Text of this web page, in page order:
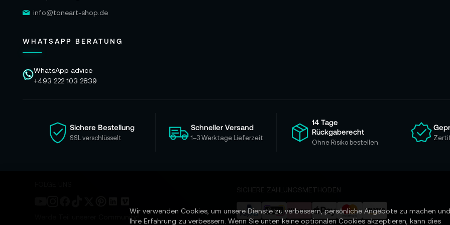
info@toneart-shop.de
WHATSAPP BERATUNG
WhatsApp advice
+493 222 103 2839
Sichere Bestellung
SSL verschlüsselt
Schneller Versand
1–3 Werktage Lieferzeit
14 Tage
Rückgaberecht
Ohne Risiko bestellen
Werde Teil unserer Community!
SICHERE ZAHLUNGSMETHODEN
Wir verwenden Cookies, um unsere Dienste zu verbessern, persönliche Angebote zu machen und
Ihre Erfahrung zu verbessern. Wenn Sie unten keine optionalen Cookies akzeptieren, kann dies